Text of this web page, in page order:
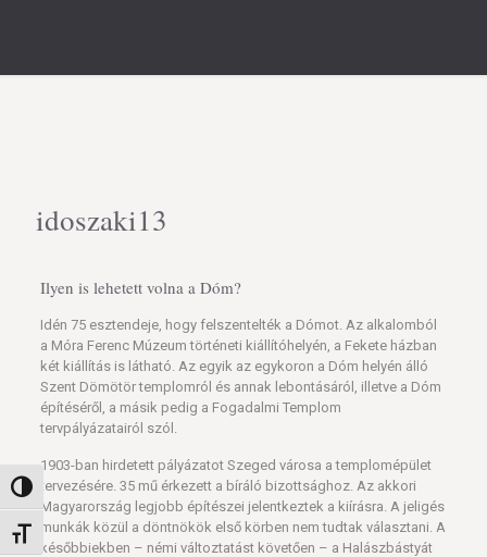
Nagy kontraszt váltása
Betűméret váltása
idoszaki13
Ilyen is lehetett volna a Dóm?
Idén 75 esztendeje, hogy felszentelték a Dómot. Az alkalomból
a Móra Ferenc Múzeum történeti kiállítóhelyén, a Fekete házban
két kiállítás is látható. Az egyik az egykoron a Dóm helyén álló
Szent Dömötör templomról és annak lebontásáról, illetve a Dóm
építéséről, a másik pedig a Fogadalmi Templom
tervpályázatairól szól.
1903-ban hirdetett pályázatot Szeged városa a templomépület
tervezésére. 35 mű érkezett a bíráló bizottsághoz. Az akkori
Magyarország legjobb építészei jelentkeztek a kiírásra. A jeligés
munkák közül a döntnökök első körben nem tudtak választani. A
későbbiekben – némi változtatást követően – a Halászbástyát